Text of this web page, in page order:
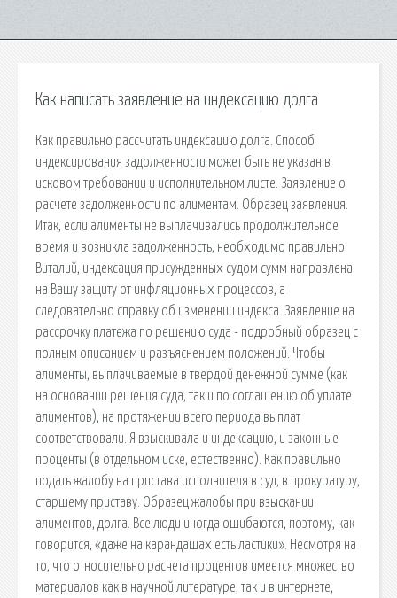
Как написать заявление на индексацию долга
Как правильно рассчитать индексацию долга. Способ
индексирования задолженности может быть не указан в
исковом требовании и исполнительном листе. Заявление о
расчете задолженности по алиментам. Образец заявления.
Итак, если алименты не выплачивались продолжительное
время и возникла задолженность, необходимо правильно
Виталий, индексация присужденных судом сумм направлена
на Вашу защиту от инфляционных процессов, а
следовательно справку об изменении индекса. Заявление на
рассрочку платежа по решению суда - подробный образец с
полным описанием и разъяснением положений. Чтобы
алименты, выплачиваемые в твердой денежной сумме (как
на основании решения суда, так и по соглашению об уплате
алиментов), на протяжении всего периода выплат
соответствовали. Я взыскивала и индексацию, и законные
проценты (в отдельном иске, естественно). Как правильно
подать жалобу на пристава исполнителя в суд, в прокуратуру,
старшему приставу. Образец жалобы при взыскании
алиментов, долга. Все люди иногда ошибаются, поэтому, как
говорится, «даже на карандашах есть ластики». Несмотря на
то, что относительно расчета процентов имеется множество
материалов как в научной литературе, так и в интернете,